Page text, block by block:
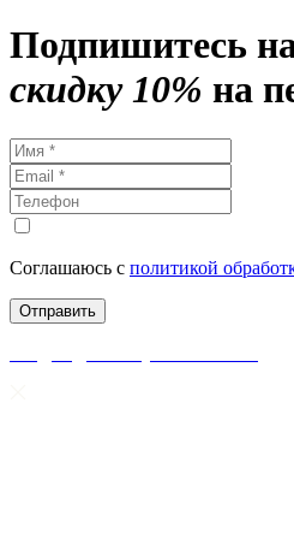
Подпишитесь
скидку 10% на
Соглашаюсь с политикой